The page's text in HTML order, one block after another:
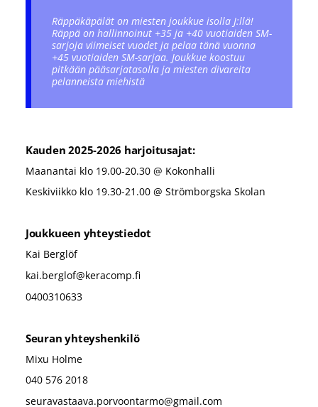
Räppäkäpälät on miesten joukkue isolla J:llä!
Räppä on hallinnoinut +35 ja +40 vuotiaiden SM-
sarjoja viimeiset vuodet ja pelaa tänä vuonna
+45 vuotiaiden SM-sarjaa. Joukkue koostuu
pitkään pääsarjatasolla ja miesten divareita
pelanneista miehistä
Kauden 2025-2026 harjoitusajat:
Maanantai klo 19.00-20.30 @ Kokonhalli
Keskiviikko klo 19.30-21.00 @ Strömborgska Skolan
Joukkueen yhteystiedot
Kai Berglöf
kai.berglof@keracomp.fi
0400310633
Seuran yhteyshenkilö
Mixu Holme
040 576 2018
seuravastaava.porvoontarmo@gmail.com